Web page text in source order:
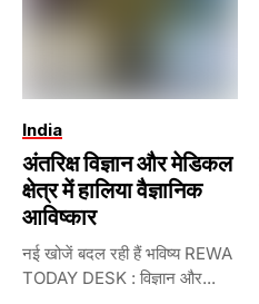
India
अंतरिक्ष विज्ञान और मेडिकल
क्षेत्र में हालिया वैज्ञानिक
आविष्कार
नई खोजें बदल रही हैं भविष्य REWA
TODAY DESK : विज्ञान और...